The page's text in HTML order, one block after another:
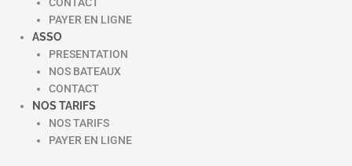
PAYER EN LIGNE
ASSO
PRESENTATION
NOS BATEAUX
CONTACT
NOS TARIFS
NOS TARIFS
PAYER EN LIGNE